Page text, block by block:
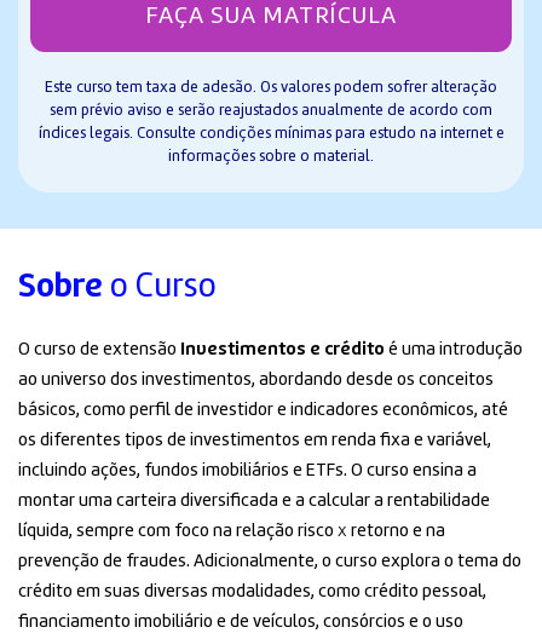
Sobre o Curso
O curso de extensão Investimentos e crédito é uma introdução
ao universo dos investimentos, abordando desde os conceitos
básicos, como perfil de investidor e indicadores econômicos, até
os diferentes tipos de investimentos em renda fixa e variável,
incluindo ações, fundos imobiliários e ETFs. O curso ensina a
montar uma carteira diversificada e a calcular a rentabilidade
líquida, sempre com foco na relação risco x retorno e na
prevenção de fraudes. Adicionalmente, o curso explora o tema do
crédito em suas diversas modalidades, como crédito pessoal,
financiamento imobiliário e de veículos, consórcios e o uso
FAÇA SUA MATRÍCULA
Este curso tem taxa de adesão. Os valores podem sofrer alteração
sem prévio aviso e serão reajustados anualmente de acordo com
índices legais. Consulte condições mínimas para estudo na internet e
informações sobre o material.